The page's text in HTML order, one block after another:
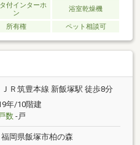
付インターホ
ン
浴室乾燥機
所有権 ペット相談可
ＪＲ筑豊本線 新飯塚駅 徒歩8分
年/10階建
数-戸
福岡県飯塚市柏の森